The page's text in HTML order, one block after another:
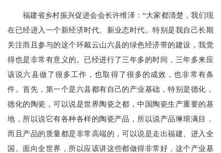
福建省乡村振兴促进会会长许维泽：“大家都清楚，我们现
在已经进入一个新经济时代、新业态时代。特别是我自己长期
关注而且参与的这个环戴云山六县的绿色经济带的建设，我觉
得也是非常有意义的。已经进行了三年多的时间，三年多来应
该说六县做了很多工作，也取得了很多的成效，也非常有条
件。首先，第一个是六县都有自己的产业基础，特别是德化，
德化的陶瓷，可以说是世界陶瓷之都，中国陶瓷生产重要的基
地，所以说它有各种各样的陶瓷产品，所以说产品琳琅满目，
而且产品的质量都是非常高端的，可以说是走出福建、进入全
国、面向全世界，所以应该讲这些都做得非常好，这个产业基